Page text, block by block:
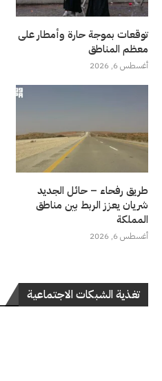
توقعات بموجة حارة وأمطار على
معظم المناطق
أغسطس 6, 2026
طريق رفحاء – حائل الجديد
شريان يعزز الربط بين مناطق
المملكة
أغسطس 6, 2026
تغذية الشبكات الاجتماعية